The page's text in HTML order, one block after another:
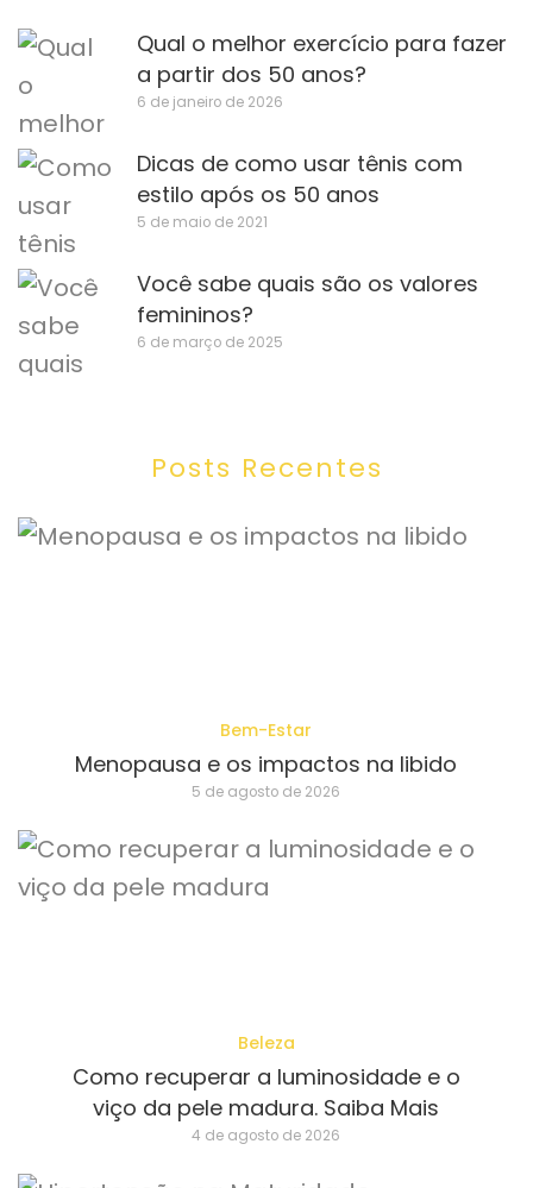
Qual o melhor exercício para fazer
a partir dos 50 anos?
6 de janeiro de 2026
Dicas de como usar tênis com
estilo após os 50 anos
5 de maio de 2021
Você sabe quais são os valores
femininos?
6 de março de 2025
Posts Recentes
Bem-Estar
Menopausa e os impactos na libido
5 de agosto de 2026
Beleza
Como recuperar a luminosidade e o
viço da pele madura. Saiba Mais
4 de agosto de 2026